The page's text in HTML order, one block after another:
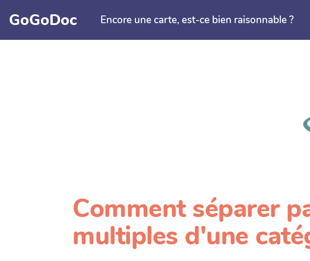
Aller au contenu principal
GoGoDoc Encore une carte, est-ce bien raisonnable ?
Comment séparer
multiples d'une